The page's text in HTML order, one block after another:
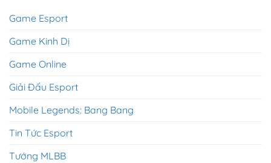
Game Esport
Game Kinh Dị
Game Online
Giải Đấu Esport
Mobile Legends: Bang Bang
Tin Tức Esport
Tướng MLBB